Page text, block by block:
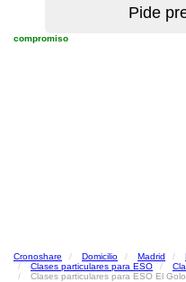
compromiso
Cronoshare Domicilio Madrid
Clases particulares para ESO
Clases particulares para ESO El